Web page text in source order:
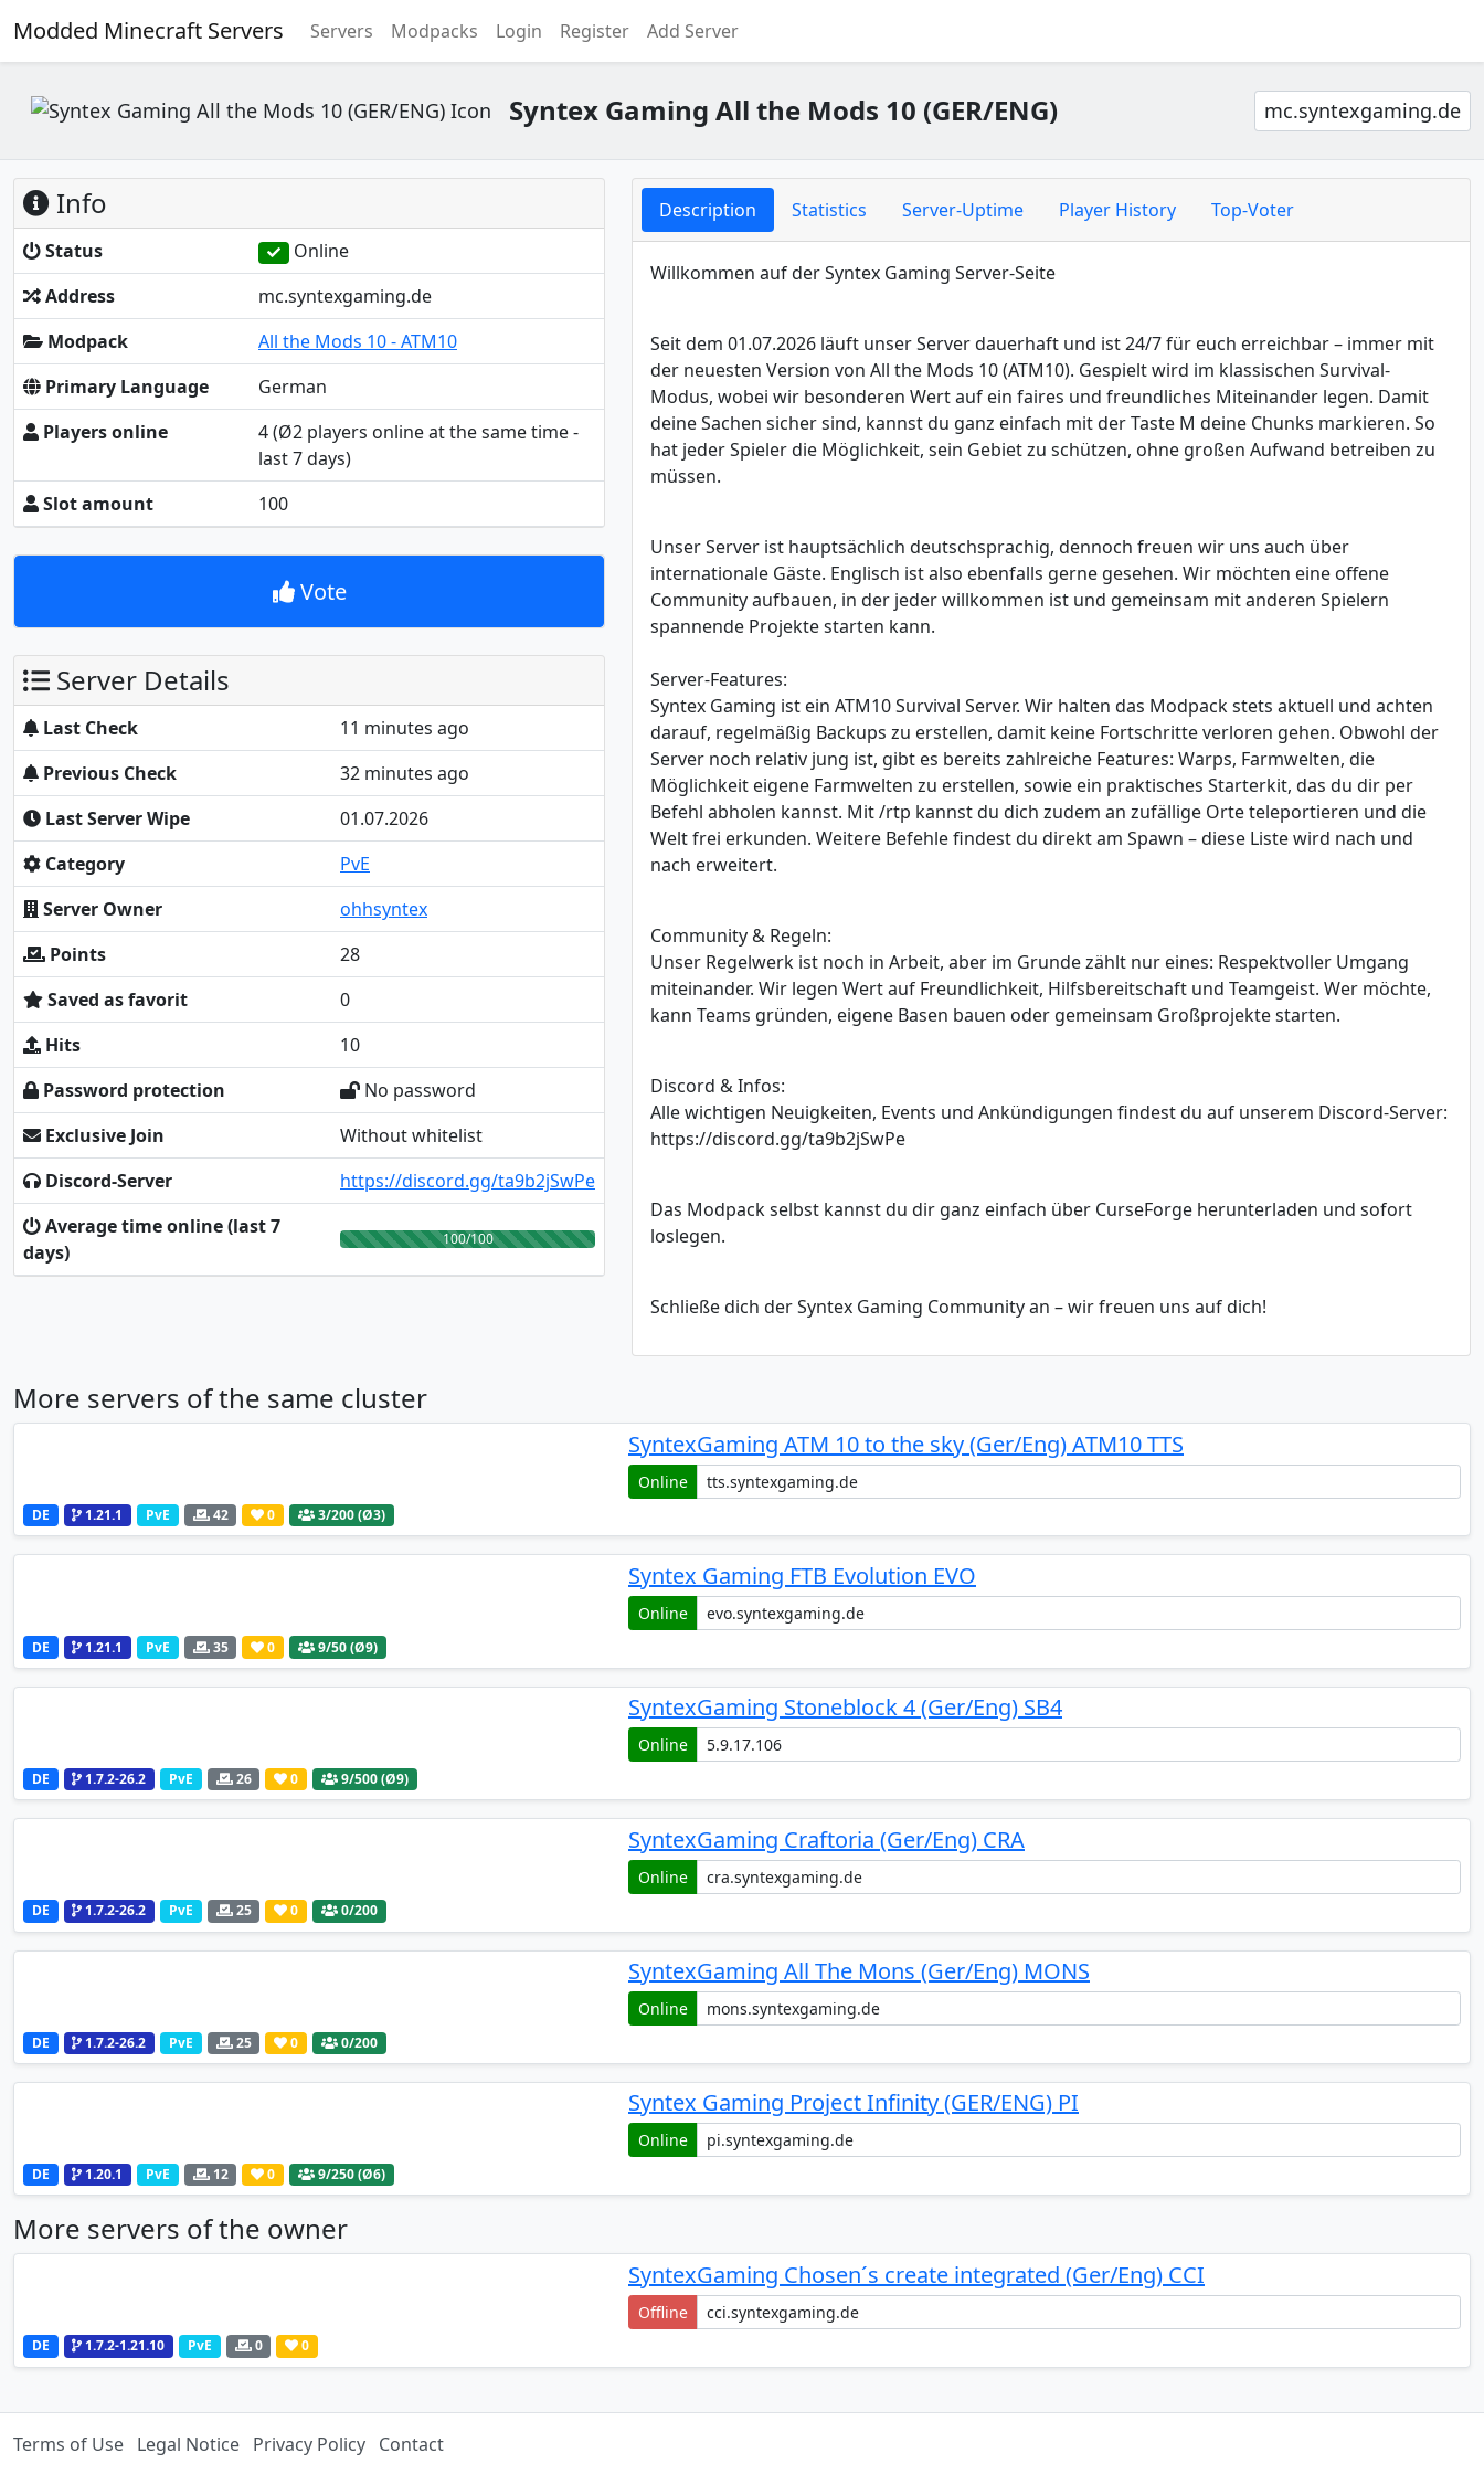
Modded Minecraft Servers Servers Modpacks Login Register Add Server
Syntex Gaming All the Mods 10 (GER/ENG) mc.syntexgaming.de
Info
Status
Online
Address
mc.syntexgaming.de
Modpack
All the Mods 10 - ATM10
Primary Language
German
Players online
4(Ø2 players online at the same time -
last 7 days)
Slot amount
100
Vote
Server Details
Last Check
11 minutes ago
Previous Check
32 minutes ago
Last Server Wipe
01.07.2026
Category
PvE
Server Owner
ohhsyntex
Points
28
Saved as favorit
0
Hits
10
Password protection
No password
Exclusive Join
Without whitelist
Discord-Server
https://discord.gg/ta9b2jSwPe
Average time online (last 7
days)
100/100
Description Statistics Server-Uptime Player History Top-Voter
Willkommen auf der Syntex Gaming Server-Seite
Seit dem 01.07.2026 läuft unser Server dauerhaft und ist 24/7 für euch erreichbar – immer mit
der neuesten Version von All the Mods 10 (ATM10). Gespielt wird im klassischen Survival-
Modus, wobei wir besonderen Wert auf ein faires und freundliches Miteinander legen. Damit
deine Sachen sicher sind, kannst du ganz einfach mit der Taste M deine Chunks markieren. So
hat jeder Spieler die Möglichkeit, sein Gebiet zu schützen, ohne großen Aufwand betreiben zu
müssen.
Unser Server ist hauptsächlich deutschsprachig, dennoch freuen wir uns auch über
internationale Gäste. Englisch ist also ebenfalls gerne gesehen. Wir möchten eine offene
Community aufbauen, in der jeder willkommen ist und gemeinsam mit anderen Spielern
spannende Projekte starten kann.
Server-Features:
Syntex Gaming ist ein ATM10 Survival Server. Wir halten das Modpack stets aktuell und achten
darauf, regelmäßig Backups zu erstellen, damit keine Fortschritte verloren gehen. Obwohl der
Server noch relativ jung ist, gibt es bereits zahlreiche Features: Warps, Farmwelten, die
Möglichkeit eigene Farmwelten zu erstellen, sowie ein praktisches Starterkit, das du dir per
Befehl abholen kannst. Mit /rtp kannst du dich zudem an zufällige Orte teleportieren und die
Welt frei erkunden. Weitere Befehle findest du direkt am Spawn – diese Liste wird nach und
nach erweitert.
Community & Regeln:
Unser Regelwerk ist noch in Arbeit, aber im Grunde zählt nur eines: Respektvoller Umgang
miteinander. Wir legen Wert auf Freundlichkeit, Hilfsbereitschaft und Teamgeist. Wer möchte,
kann Teams gründen, eigene Basen bauen oder gemeinsam Großprojekte starten.
Discord & Infos:
Alle wichtigen Neuigkeiten, Events und Ankündigungen findest du auf unserem Discord-Server:
https://discord.gg/ta9b2jSwPe
Das Modpack selbst kannst du dir ganz einfach über CurseForge herunterladen und sofort
loslegen.
Schließe dich der Syntex Gaming Community an – wir freuen uns auf dich!
More servers of the same cluster
SyntexGaming ATM 10 to the sky (Ger/Eng) ATM10 TTS
Online
DE 1.21.1 PvE 42 0 3/200 (Ø3)
Syntex Gaming FTB Evolution EVO
Online
DE 1.21.1 PvE 35 0 9/50 (Ø9)
SyntexGaming Stoneblock 4 (Ger/Eng) SB4
Online
DE 1.7.2-26.2 PvE 26 0 9/500 (Ø9)
SyntexGaming Craftoria (Ger/Eng) CRA
Online
DE 1.7.2-26.2 PvE 25 0 0/200
SyntexGaming All The Mons (Ger/Eng) MONS
Online
DE 1.7.2-26.2 PvE 25 0 0/200
Syntex Gaming Project Infinity (GER/ENG) PI
Online
DE 1.20.1 PvE 12 0 9/250 (Ø6)
More servers of the owner
SyntexGaming Chosen´s create integrated (Ger/Eng) CCI
Offline
DE 1.7.2-1.21.10 PvE 0 0
Terms of Use Legal Notice Privacy Policy Contact